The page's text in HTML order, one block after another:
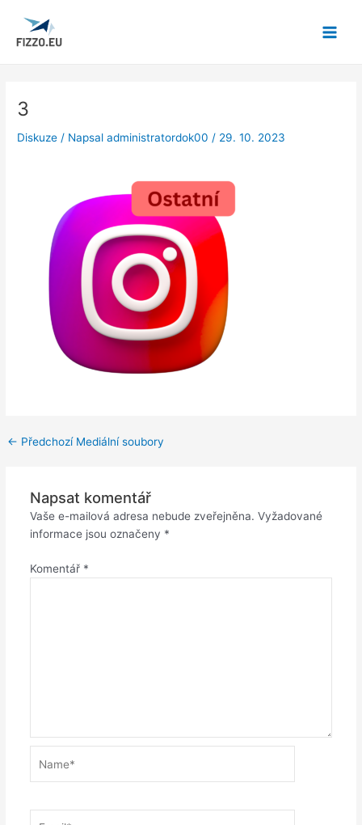
obsah
Menu
3
Diskuze / Napsaladministratordok00 / 29. 10. 2023
navigation
← Předchozí Mediální soubory
Napsat komentář
Vaše e-mailová adresa nebude zveřejněna. Vyžadované
informace jsou označeny *
Komentář *